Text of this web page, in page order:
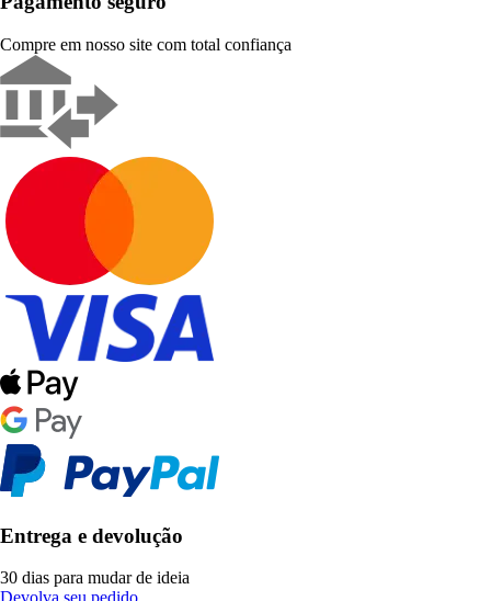
Compre em nosso site com total confiança
Entrega e devolução
30 dias para mudar de ideia